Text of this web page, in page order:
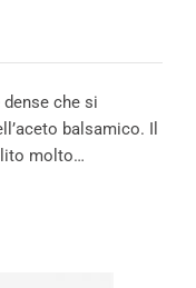
che si
balsamico. Il
molto…